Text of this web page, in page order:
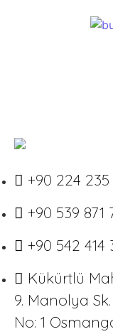
+90 224 235
+90 539 871
+90 542 414
Kükürtlü
9. Manolya
No: 1